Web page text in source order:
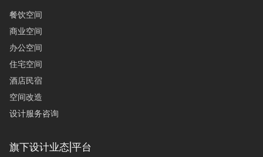
餐饮空间
商业空间
办公空间
住宅空间
酒店民宿
空间改造
设计服务咨询
旗下设计业态|平台